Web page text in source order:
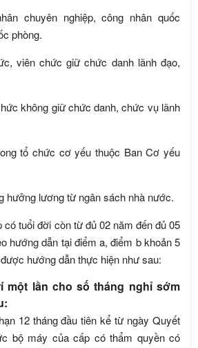
chuyên nghiệp, công nhân quốc
phòng.
viên chức giữ chức danh lãnh đạo,
không giữ chức danh, chức vụ lãnh
tổ chức cơ yếu thuộc Ban Cơ yếu
hưởng lương từ ngân sách nhà nước.
tuổi đời còn từ đủ 02 năm đến đủ 05
hướng dẫn tại điểm a, điểm b khoản 5
hướng dẫn thực hiện như sau:
một lần cho số tháng nghỉ sớm
12 tháng đầu tiên kể từ ngày Quyết
bộ máy của cấp có thẩm quyền có